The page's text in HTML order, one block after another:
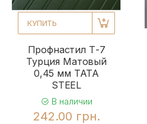
КУПИТЬ
Профнастил Т-7
Турция Матовый
0,45 мм TATA
STEEL
В наличии
242.00 грн.